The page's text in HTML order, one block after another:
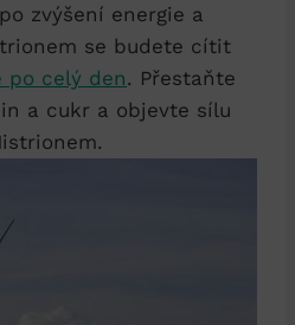
zvýšení energie a
se budete cítit
po celý den. Přestaňte
a cukr a objevte sílu